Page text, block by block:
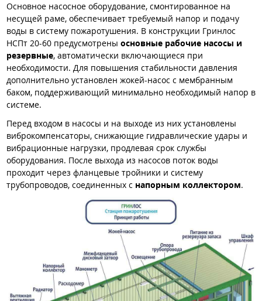
Основное насосное оборудование, смонтированное на
несущей раме, обеспечивает требуемый напор и подачу
воды в систему пожаротушения. В конструкции Гринлос
НСПт 20-60 предусмотрены основные рабочие насосы и
резервные, автоматически включающиеся при
необходимости. Для повышения стабильности давления
дополнительно установлен жокей-насос с мембранным
баком, поддерживающий минимально необходимый напор в
системе.
Перед входом в насосы и на выходе из них установлены
виброкомпенсаторы, снижающие гидравлические удары и
вибрационные нагрузки, продлевая срок службы
оборудования. После выхода из насосов поток воды
проходит через фланцевые тройники и систему
трубопроводов, соединенных с напорным коллектором.